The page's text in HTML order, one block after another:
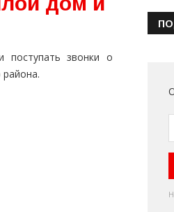
поступать звонки о